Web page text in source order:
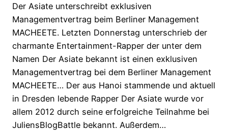
Der Asiate unterschreibt exklusiven
Managementvertrag beim Berliner Management
MACHEETE. Letzten Donnerstag unterschrieb der
charmante Entertainment-Rapper der unter dem
Namen Der Asiate bekannt ist einen exklusiven
Managementvertrag bei dem Berliner Management
MACHEETE… Der aus Hanoi stammende und aktuell
in Dresden lebende Rapper Der Asiate wurde vor
allem 2012 durch seine erfolgreiche Teilnahme bei
JuliensBlogBattle bekannt. Außerdem…